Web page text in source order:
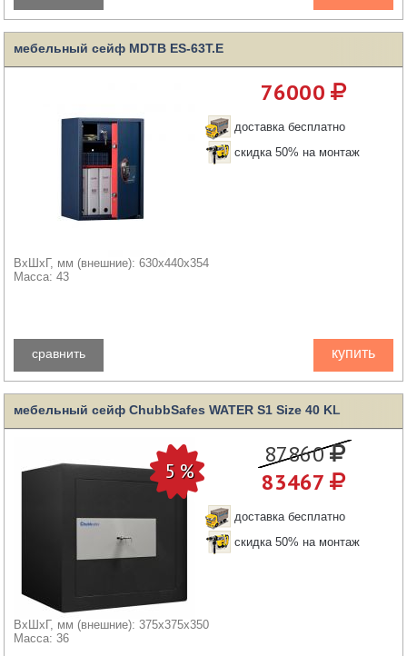
мебельный сейф MDTB ES-63Т.Е
76000
доставка бесплатно
скидка 50% на монтаж
ВхШхГ, мм (внешние): 630x440x354
Масса: 43
купить
сравнить
мебельный сейф ChubbSafes WATER S1 Size 40 KL
87860
83467
доставка бесплатно
скидка 50% на монтаж
ВхШхГ, мм (внешние): 375x375x350
Масса: 36